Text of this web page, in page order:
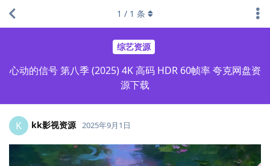
综艺资源
心动的信号 第八季 (2025) 4K 高码 HDR 60帧率 夸克网盘资
源下载
1 / 1 条
K kk影视资源 2025年9月1日